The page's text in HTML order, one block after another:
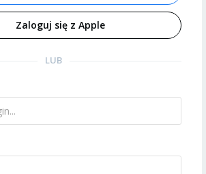
Zaloguj się z Apple
LUB